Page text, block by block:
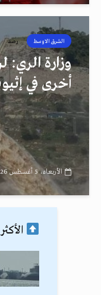
الشرق الاوسط رصد
وزارة
أخرى في
الأربعاء، 5 أغسطس 2026، 6:44 ص